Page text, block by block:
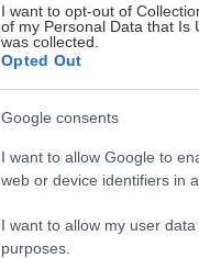
I want to opt-out of
of my Personal Data that Is
was collected.
Opted Out
Google consents
I want to allow Google to
web or device identifiers in
I want to allow my user
purposes.
www.sieberz.sk